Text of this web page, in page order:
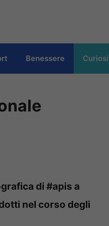
Benessere
di #apis a
nel corso degli